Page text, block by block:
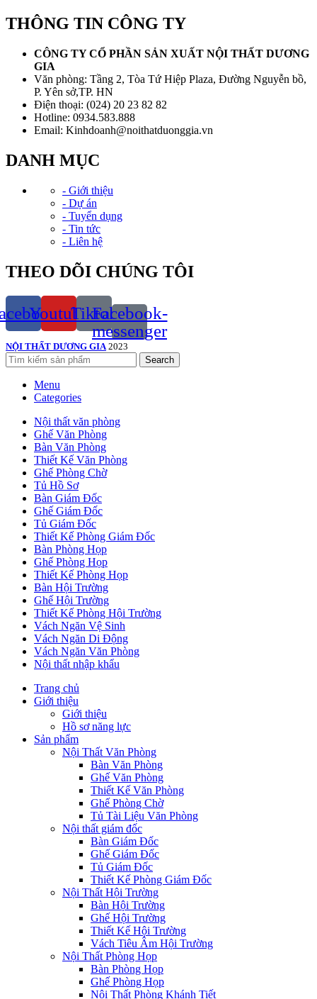
THÔNG TIN CÔNG TY
CÔNG TY CỔ PHẦN SẢN XUẤT NỘI THẤT DƯƠNG
GIA
Văn phòng: Tầng 2, Tòa Tứ Hiệp Plaza, Đường Nguyễn bồ,
P. Yên sở,TP. HN
Điện thoại: (024) 20 23 82 82
Hotline: 0934.583.888
Email: Kinhdoanh@noithatduonggia.vn
DANH MỤC
- Giới thiệu
- Dự án
- Tuyển dụng
- Tin tức
- Liên hệ
THEO DÕI CHÚNG TÔI
YoutubeTiktok
Facebook-
messenger
NỘI THẤT DƯƠNG GIA 2023
Search
Menu
Categories
Nội thất văn phòng
Ghế Văn Phòng
Bàn Văn Phòng
Thiết Kế Văn Phòng
Ghế Phòng Chờ
Tủ Hồ Sơ
Bàn Giám Đốc
Ghế Giám Đốc
Tủ Giám Đốc
Thiết Kế Phòng Giám Đốc
Bàn Phòng Họp
Ghế Phòng Họp
Thiết Kế Phòng Họp
Bàn Hội Trường
Ghế Hội Trường
Thiết Kế Phòng Hội Trường
Vách Ngăn Vệ Sinh
Vách Ngăn Di Động
Vách Ngăn Văn Phòng
Nội thất nhập khẩu
Trang chủ
Giới thiệu
Giới thiệu
Hồ sơ năng lực
Sản phẩm
Nội Thất Văn Phòng
Bàn Văn Phòng
Ghế Văn Phòng
Thiết Kế Văn Phòng
Ghế Phòng Chờ
Tủ Tài Liệu Văn Phòng
Nội thất giám đốc
Bàn Giám Đốc
Ghế Giám Đốc
Tủ Giám Đốc
Thiết Kế Phòng Giám Đốc
Nội Thất Hội Trường
Bàn Hội Trường
Ghế Hội Trường
Thiết Kế Hội Trường
Vách Tiêu Âm Hội Trường
Nội Thất Phòng Họp
Bàn Phòng Họp
Ghế Phòng Họp
Nội Thất Phòng Khánh Tiết